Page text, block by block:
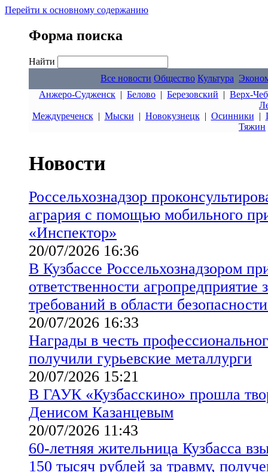
Перейти к основному содержанию
Форма поиска
Найти
Все новости Общество Культура
Анжеро-Судженск | Белово | Березовский | Верх-
Междуреченск| Мыски | Новокузнецк| Осинники |
Тяжин
Новости
Россельхознадзор
агрария с помощью мобильного
«Инспектор»
20/07/2026 16:36
В Кузбассе Россельхознадзором
ответственности агропредприятие
требований в области
20/07/2026 16:33
Награды в честь
получили гурьевские металлурги
20/07/2026 15:21
В ГАУК «Кузбасскино» прошла
Денисом Казанцевым
20/07/2026 11:43
60-летняя жительница Кузбасса
150 тысяч рублей за травму,